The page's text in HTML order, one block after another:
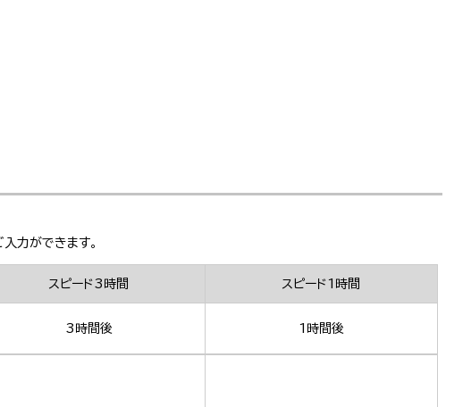
力ができます。
スピード3時間 スピード1時間
3時間後 1時間後